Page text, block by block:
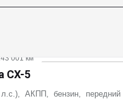
001 км
CX-5
л.с.), АКПП, бензин, передний